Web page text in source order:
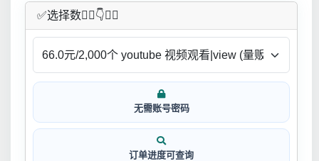
✅​选择数👇🏻​​👇👇🏻​​
无需账号密码
订单进度可查询